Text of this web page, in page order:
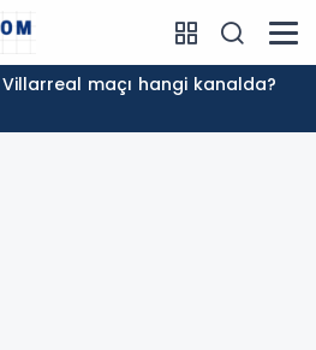
maçı hangi kanalda?